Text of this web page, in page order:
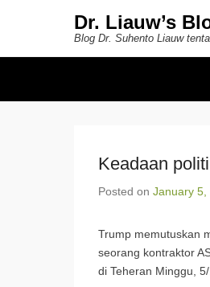
Dr. Liauw’s
Blog Dr. Suhento Liauw
Keadaan
Posted on January 5,
Trump memutuskan
seorang kontraktor
di Teheran Minggu,